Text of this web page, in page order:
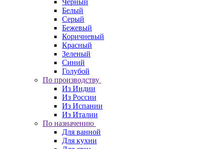
Черный
Белый
Серый
Бежевый
Коричневый
Красный
Зеленый
Синий
Голубой
По производству
Из Индии
Из России
Из Испании
Из Италии
По назначению
Для ванной
Для кухни